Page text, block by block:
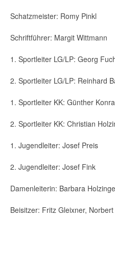
Schatzmeister: Romy Pinkl
Schriftführer: Margit Wittmann
1. Sportleiter LG/LP: Georg
2. Sportleiter LG/LP: Reinhard
1. Sportleiter KK: Günther
2. Sportleiter KK: Christian
1. Jugendleiter: Josef Preis
2. Jugendleiter: Josef Fink
Damenleiterin: Barbara
Beisitzer: Fritz Gleixner,